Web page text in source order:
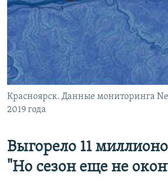
Красноярск. Данные мониторинга
2019 года
Выгорело 11
"Но сезон еще не